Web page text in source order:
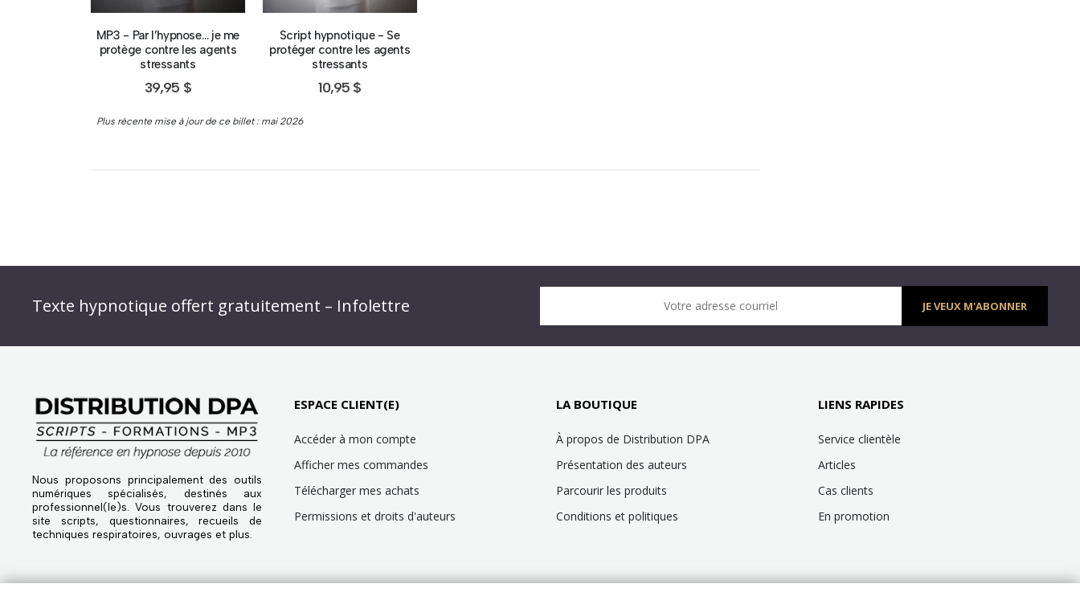
MP3 - Par l’hypnose… je me
protège contre les agents
stressants
39,95 $
Script hypnotique - Se
protéger contre les agents
stressants
10,95 $
Plus récente mise à jour de ce billet : mai 2026
Texte hypnotique offert gratuitement – Infolettre
Votre adresse courriel JE VEUX M'ABONNER
Nous proposons principalement des outils
numériques spécialisés, destinés aux
professionnel(le)s. Vous trouverez dans le
site scripts, questionnaires, recueils de
techniques respiratoires, ouvrages et plus.
ESPACE CLIENT(E)
Accéder à mon compte
Afficher mes commandes
Télécharger mes achats
Permissions et droits d'auteurs
LA BOUTIQUE
À propos de Distribution DPA
Présentation des auteurs
Parcourir les produits
Conditions et politiques
LIENS RAPIDES
Service clientèle
Articles
Cas clients
En promotion